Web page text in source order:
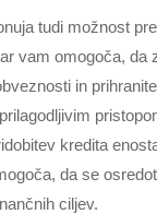
tudi možnost
vam omogoča, da
in
kredita
da se
ciljev.